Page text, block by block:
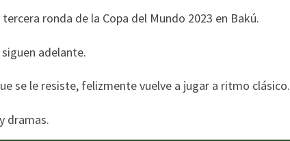
ronda de la Copa del Mundo 2023 en Bakú.
adelante.
se le resiste, felizmente vuelve a jugar a ritmo clásico.
dramas.